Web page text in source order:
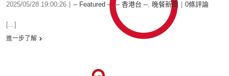
2025/05/28 19:00:26 -- Featured --, -- 香港台 --, 晚餐新聞 0條評論
[...]
進一步了解